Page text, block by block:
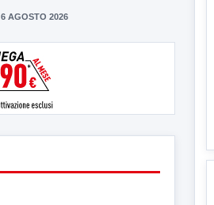
6 AGOSTO 2026